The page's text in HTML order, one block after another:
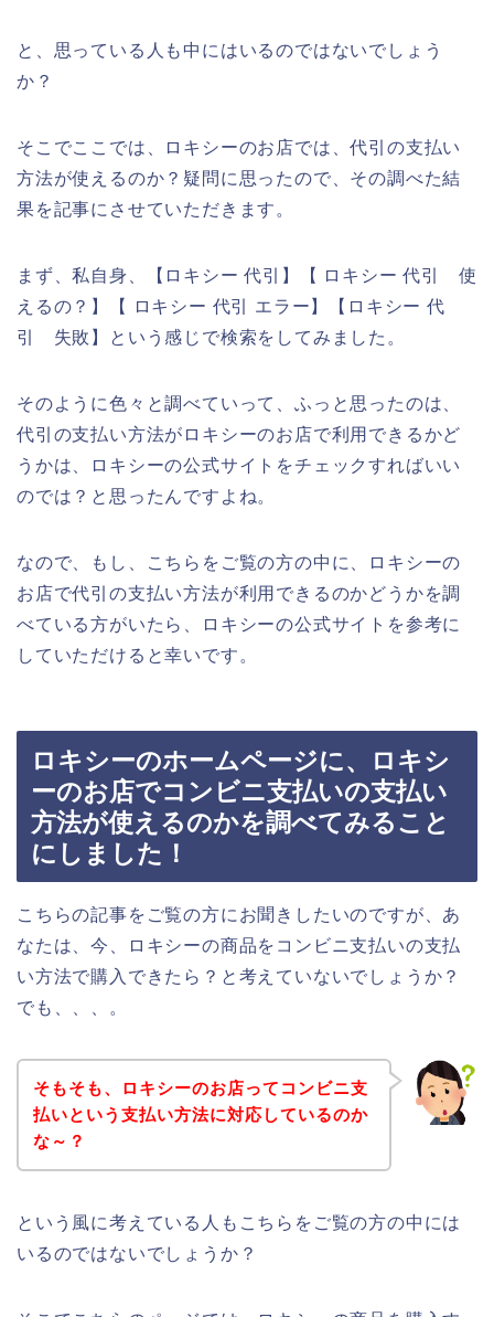
と、思っている人も中にはいるのではないでしょう
か？
そこでここでは、ロキシーのお店では、代引の支払い
方法が使えるのか？疑問に思ったので、その調べた結
果を記事にさせていただきます。
まず、私自身、【ロキシー 代引】【 ロキシー 代引 使
えるの？】【 ロキシー 代引 エラー】【ロキシー 代
引 失敗】という感じで検索をしてみました。
そのように色々と調べていって、ふっと思ったのは、
代引の支払い方法がロキシーのお店で利用できるかど
うかは、ロキシーの公式サイトをチェックすればいい
のでは？と思ったんですよね。
なので、もし、こちらをご覧の方の中に、ロキシーの
お店で代引の支払い方法が利用できるのかどうかを調
べている方がいたら、ロキシーの公式サイトを参考に
していただけると幸いです。
ロキシーのホームページに、ロキシ
ーのお店でコンビニ支払いの支払い
方法が使えるのかを調べてみること
にしました！
こちらの記事をご覧の方にお聞きしたいのですが、あ
なたは、今、ロキシーの商品をコンビニ支払いの支払
い方法で購入できたら？と考えていないでしょうか？
でも、、、。
そもそも、ロキシーのお店ってコンビニ支
払いという支払い方法に対応しているのか
な～？
という風に考えている人もこちらをご覧の方の中には
いるのではないでしょうか？